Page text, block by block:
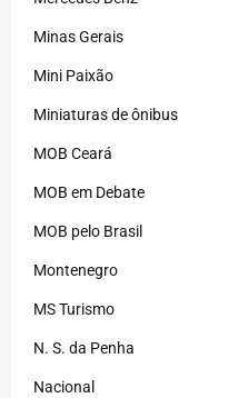
Minas Gerais
Mini Paixão
Miniaturas de ônibus
MOB Ceará
MOB em Debate
MOB pelo Brasil
Montenegro
MS Turismo
N. S. da Penha
Nacional